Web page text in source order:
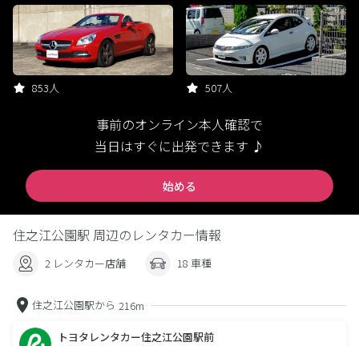
853人 507人
事前のオンライン本人確認で
当日はすぐに出発できます ♪
始める
住之江公園駅 周辺のレンタカー情報
2 レンタカー店舗 18 車種
住之江公園駅から 216m
トヨタレンタカー住之江公園駅前